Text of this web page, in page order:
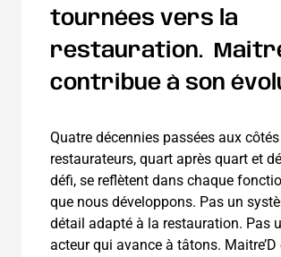
tournées vers la
restauration.
contribue à son
Quatre décennies passées aux
restaurateurs, quart après quart et
défi, se reflètent dans chaque
que nous développons. Pas un
détail adapté à la restauration. Pas
acteur qui avance à tâtons. Maitre’D